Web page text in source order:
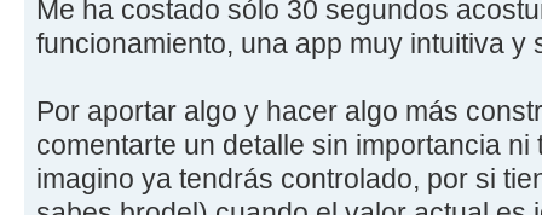
Me ha costado sólo 30 segundos
funcionamiento, una app muy intuitiva y
Por aportar algo y hacer algo más
comentarte un detalle sin importancia
imagino ya tendrás controlado, por si